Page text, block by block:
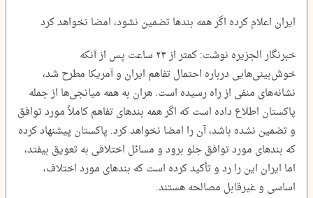
ایران اعلام کرده اگر همه بندها تضمین نشود، امضا نخواهد کرد
خبرنگار الجزیره نوشت: کمتر از ۲۴ ساعت پس از آنکه
خوش‌بینی‌هایی درباره احتمال تفاهم ایران و آمریکا مطرح شد،
نشانه‌های منفی از راه رسیده است. هران به همه میانجی‌ها از جمله
پاکستان اطلاع داده است که اگر همه بندهای تفاهم کاملاً مورد توافق
و تضمین نشده باشد، آن را امضا نخواهد کرد. پاکستان پیشنهاد کرده
که بندهای مورد توافق جلو برود و مسائل اختلافی به تعویق بیفتد،
اما ایران این را رد و تأکید کرده است که بندهای مورد اختلاف،
اساسی و غیرقابل مصالحه هستند.